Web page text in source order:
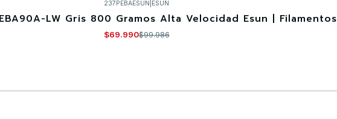
237PEBAESUN ESUN
LW Gris 800 Gramos Alta Velocidad Esun | Filamentos
$69.990$99.986